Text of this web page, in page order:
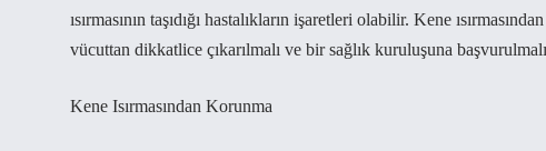
ısırmasının taşıdığı hastalıkların işaretleri olabilir. Kene
vücuttan dikkatlice çıkarılmalı ve bir sağlık kuruluşuna
Kene Isırmasından Korunma